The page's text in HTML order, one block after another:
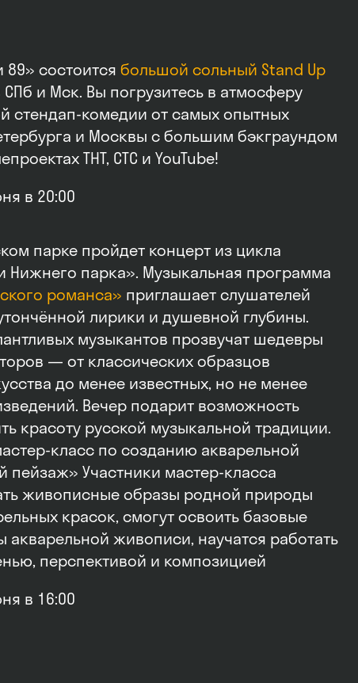
89» состоится большой сольный Stand Up
и Мск. Вы погрузитесь в атмосферу
стендап-комедии от самых опытных
и Москвы с большим бэкграундом
ТНТ, СТС и YouTube!
в 20:00
парке пройдет концерт из цикла
Нижнего парка». Музыкальная программа
романса» приглашает слушателей
лирики и душевной глубины.
музыкантов прозвучат шедевры
— от классических образцов
до менее известных, но не менее
Вечер подарит возможность
красоту русской музыкальной традиции.
класс по созданию акварельной
пейзаж» Участники мастер-класса
живописные образы родной природы
красок, смогут освоить базовые
акварельной живописи, научатся работать
перспективой и композицией
в 16:00